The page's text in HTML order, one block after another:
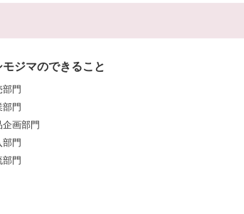
モジマのできること
部門
部門
企画部門
部門
部門